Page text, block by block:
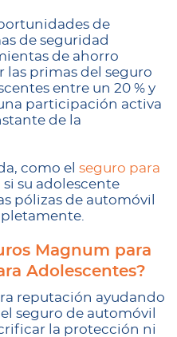
de
de seguridad
de ahorro
las primas del seguro
entre un 20 % y
participación activa
de la
como el seguro para
si su adolescente
pólizas de automóvil
Magnum para
Adolescentes?
reputación ayudando
seguro de automóvil
la protección ni